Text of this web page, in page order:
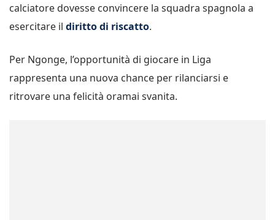
calciatore dovesse convincere la squadra spagnola a
esercitare il diritto di riscatto.
Per Ngonge, l’opportunità di giocare in Liga
rappresenta una nuova chance per rilanciarsi e
ritrovare una felicità oramai svanita.